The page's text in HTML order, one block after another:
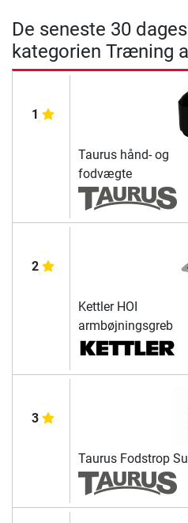
De seneste 30
kategorien Træning
1
Taurus hånd- og
fodvægte
2
Kettler HOI
armbøjningsgreb
3
Taurus Fodstrop